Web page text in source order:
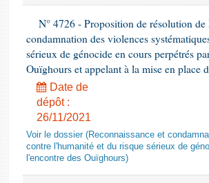
N° 4726 - Proposition de résolution
condamnation des violences
sérieux de génocide en cours perpétrés
Ouïghours et appelant à la mise en place
Date de
dépôt :
26/11/2021
Voir le dossier (Reconnaissance et
contre l'humanité et du risque sérieux de
l'encontre des Ouïghours)